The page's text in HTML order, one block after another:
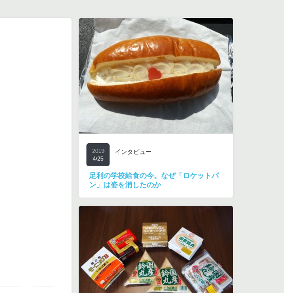
2019
4/25
インタビュー
足利の学校給食の今。なぜ「ロケットパ
ン」は姿を消したのか